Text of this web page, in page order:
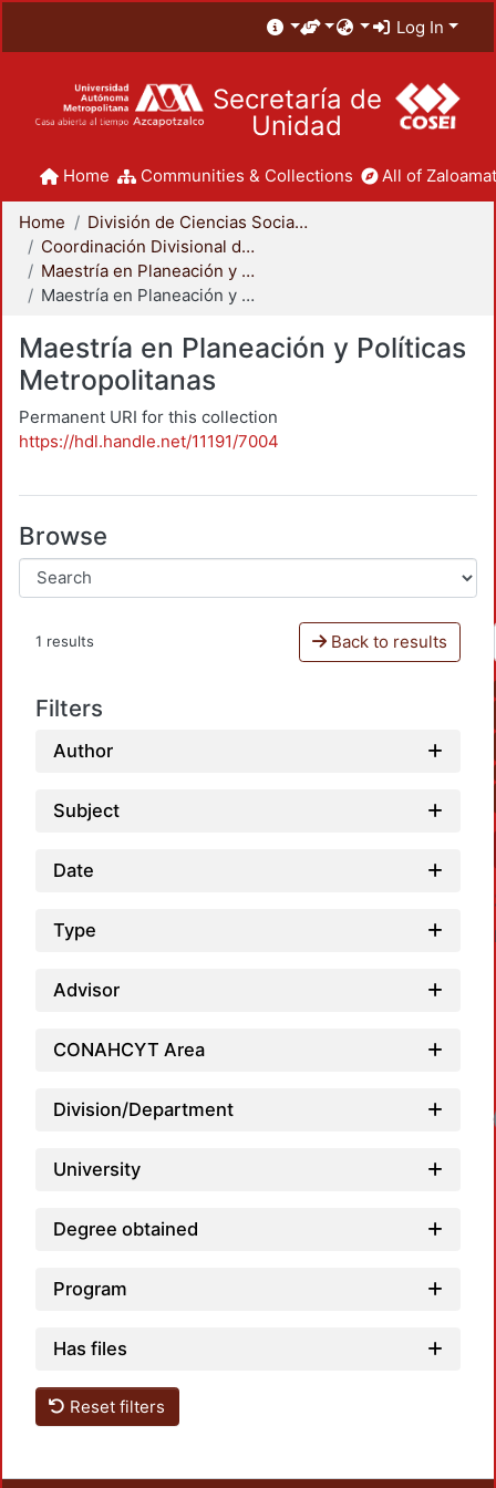
Log In
Secretaría de
Unidad
Home Communities & Collections All of
Home
División de Ciencias Sociales y Humanidades
Coordinación Divisional de Posgrado
Maestría en Planeación y Políticas Metropolitanas
Maestría en Planeación y Políticas Metropolitanas
Maestría en Planeación y Políticas
Metropolitanas
Permanent URI for this collection
https://hdl.handle.net/11191/7004
Browse
1 results Back to results
Filters
Author
Subject
Date
Type
Advisor
CONAHCYT Area
Division/Department
University
Degree obtained
Program
Has files
Reset filters